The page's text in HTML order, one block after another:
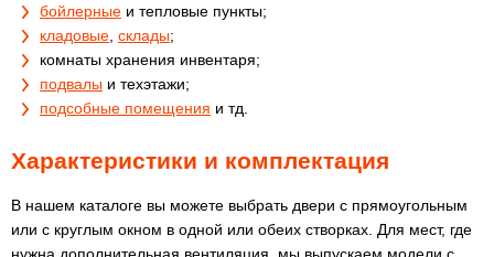
бойлерные и тепловые пункты;
кладовые склады;
комнаты хранения инвентаря;
подвалы и техэтажи;
подсобные помещения и тд.
Характеристики и комплектация
В нашем каталоге вы можете выбрать двери с прямоугольным
или с круглым окном в одной или обеих створках. Для мест, где